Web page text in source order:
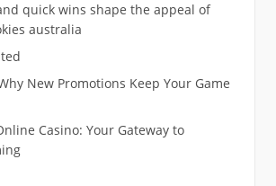
quick wins shape the appeal of
australia
New Promotions Keep Your Game
Casino: Your Gateway to